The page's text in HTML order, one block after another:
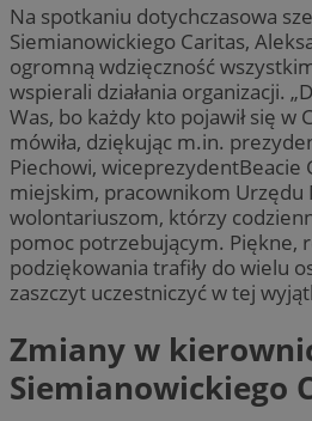
Na spotkaniu dotychczasowa
Siemianowickiego Caritas,
ogromną wdzięczność
wspierali działania organizacji.
Was, bo każdy kto pojawił się w
mówiła, dziękując m.in.
Piechowi, wiceprezydentBeacie
miejskim, pracownikom Urzędu
wolontariuszom, którzy
pomoc potrzebującym. Piękne,
podziękowania trafiły do wielu
zaszczyt uczestniczyć w tej
Zmiany w
Siemianowickiego